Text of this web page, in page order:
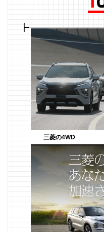
三菱の4WD